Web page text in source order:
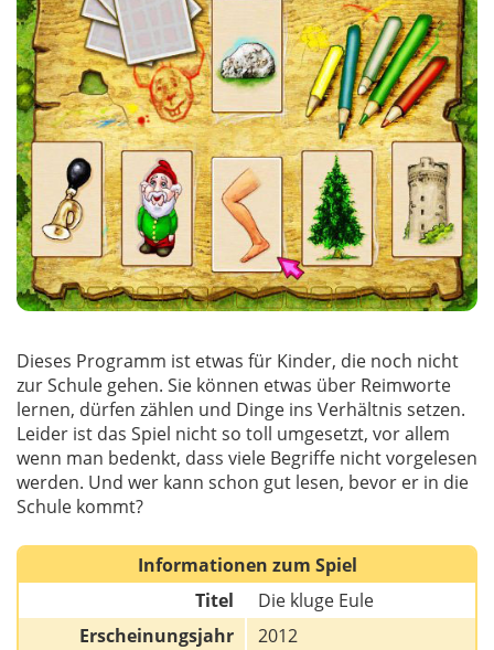
Dieses Programm ist etwas für Kinder, die noch nicht
zur Schule gehen. Sie können etwas über Reimworte
lernen, dürfen zählen und Dinge ins Verhältnis setzen.
Leider ist das Spiel nicht so toll umgesetzt, vor allem
wenn man bedenkt, dass viele Begriffe nicht vorgelesen
werden. Und wer kann schon gut lesen, bevor er in die
Schule kommt?
Informationen zum Spiel
Titel
Die kluge Eule
Erscheinungsjahr
2012